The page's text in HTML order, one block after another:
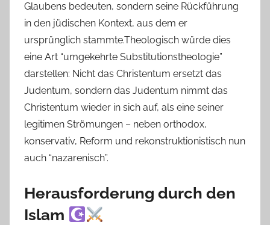
Glaubens bedeuten, sondern seine Rückführung
in den jüdischen Kontext, aus dem er
ursprünglich stammte.Theologisch würde dies
eine Art “umgekehrte Substitutionstheologie”
darstellen: Nicht das Christentum ersetzt das
Judentum, sondern das Judentum nimmt das
Christentum wieder in sich auf, als eine seiner
legitimen Strömungen – neben orthodox,
konservativ, Reform und rekonstruktionistisch nun
auch “nazarenisch”.
Herausforderung durch den
Islam